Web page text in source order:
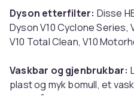
Dyson etterfilter: Disse
Dyson V10 Cyclone Series,
V10 Total Clean, V10
Vaskbar og gjenbrukbar:
plast og myk bomull, et
enkelt å skifte.